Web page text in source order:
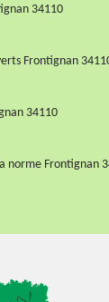
34110
Frontignan
34110
norme Frontignan